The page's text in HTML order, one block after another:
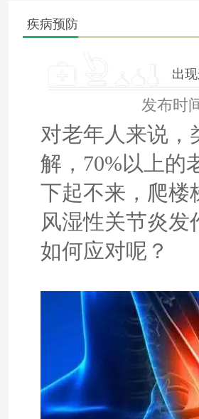
疾病预防
出
发布时
对老年人来说，
解，70%以上的
下起不来，爬楼
风湿性关节炎
如何应对呢？